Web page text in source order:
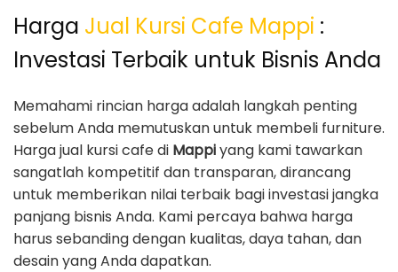
Harga Jual Kursi Cafe Mappi :
Investasi Terbaik untuk Bisnis Anda
Memahami rincian harga adalah langkah penting
sebelum Anda memutuskan untuk membeli furniture.
Harga jual kursi cafe di Mappiyang kami tawarkan
sangatlah kompetitif dan transparan, dirancang
untuk memberikan nilai terbaik bagi investasi jangka
panjang bisnis Anda. Kami percaya bahwa harga
harus sebanding dengan kualitas, daya tahan, dan
desain yang Anda dapatkan.